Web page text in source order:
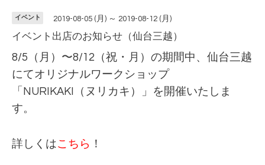
イベント 2019-08-05 (月) ～ 2019-08-12 (月)
イベント出店のお知らせ（仙台三越）
8/5（月）〜8/12（祝・月）の期間中、仙台三越
にてオリジナルワークショップ
「NURIKAKI（ヌリカキ）」を開催いたしま
す。
詳しくはこちら ！